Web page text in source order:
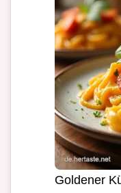
Goldener